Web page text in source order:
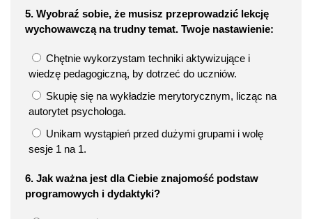
5. Wyobraź sobie, że musisz przeprowadzić lekcję
wychowawczą na trudny temat. Twoje nastawienie:
Chętnie wykorzystam techniki aktywizujące i
wiedzę pedagogiczną, by dotrzeć do uczniów.
Skupię się na wykładzie merytorycznym, licząc na
autorytet psychologa.
Unikam wystąpień przed dużymi grupami i wolę
sesje 1 na 1.
6. Jak ważna jest dla Ciebie znajomość podstaw
programowych i dydaktyki?